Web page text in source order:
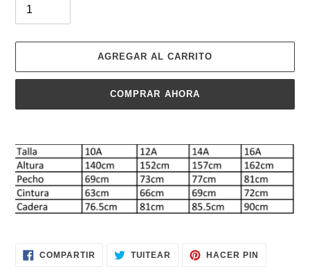
AGREGAR AL CARRITO
COMPRAR AHORA
el
producto
a
tu
carrito
de
COMPARTIR COMPARTIR
EN
TUITEAR TUITEARHACER PIN